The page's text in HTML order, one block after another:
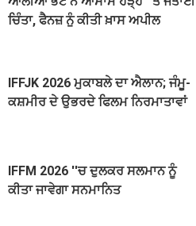
ਚਿੰਤਾ, ਫੈਨਜ਼ ਨੂੰ ਕੀਤੀ ਖ਼ਾਸ ਅਪੀਲ
IFFJK 2026 ਮੁਕਾਬਲੇ ਦਾ ਐਲਾਨ; ਜੰਮੂ-
ਕਸ਼ਮੀਰ ਦੇ ਉਭਰਦੇ ਫਿਲਮ ਨਿਰਮਾਤਾਵਾਂ
IFFM 2026 ''ਚ ਦੁਲਕਰ ਸਲਮਾਨ ਨੂੰ
ਕੀਤਾ ਜਾਵੇਗਾ ਸਨਮਾਨਿਤ